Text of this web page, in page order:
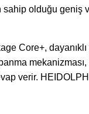
olduğu geniş
Core+,
verir.